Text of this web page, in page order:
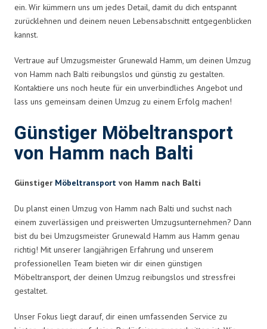
ein. Wir kümmern uns um jedes Detail, damit du dich entspannt
zurücklehnen und deinem neuen Lebensabschnitt entgegenblicken
kannst.
Vertraue auf Umzugsmeister Grunewald Hamm, um deinen Umzug
von Hamm nach Balti reibungslos und günstig zu gestalten.
Kontaktiere uns noch heute für ein unverbindliches Angebot und
lass uns gemeinsam deinen Umzug zu einem Erfolg machen!
Günstiger Möbeltransport
von Hamm nach Balti
Günstiger Möbeltransport von Hamm nach Balti
Du planst einen Umzug von Hamm nach Balti und suchst nach
einem zuverlässigen und preiswerten Umzugsunternehmen? Dann
bist du bei Umzugsmeister Grunewald Hamm aus Hamm genau
richtig! Mit unserer langjährigen Erfahrung und unserem
professionellen Team bieten wir dir einen günstigen
Möbeltransport, der deinen Umzug reibungslos und stressfrei
gestaltet.
Unser Fokus liegt darauf, dir einen umfassenden Service zu